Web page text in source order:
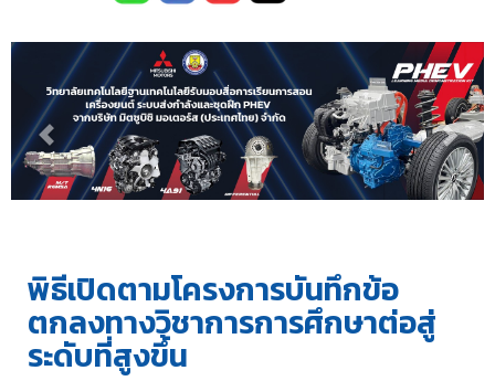
พิธีเปิดตามโครงการบันทึกข้อ
ตกลงทางวิชาการการศึกษาต่อสู่
ระดับที่สูงขึ้น